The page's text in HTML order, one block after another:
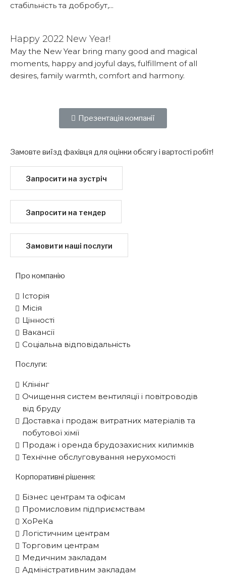
стабільність та добробут,...
Happy 2022 New Year!
May the New Year bring many good and magical
moments, happy and joyful days, fulfillment of all
desires, family warmth, comfort and harmony.
Презентація компанії
Замовте виїзд фахівця для оцінки обсягу і вартості робіт!
Запросити на зустріч
Запросити на тендер
Замовити наші послуги
Про компанію
Історія
Місія
Цінності
Вакансії
Соціальна відповідальність
Послуги:
Клінінг
Очищення систем вентиляції і повітроводів
від бруду
Доставка і продаж витратних матеріалів та
побутової хімії
Продаж і оренда брудозахисних килимків
Технічне обслуговування нерухомості
Корпоративні рішення:
Бізнес центрам та офісам
Промисловим підприємствам
XоРеКа
Логістичним центрам
Торговим центрам
Медичним закладам
Адміністративним закладам